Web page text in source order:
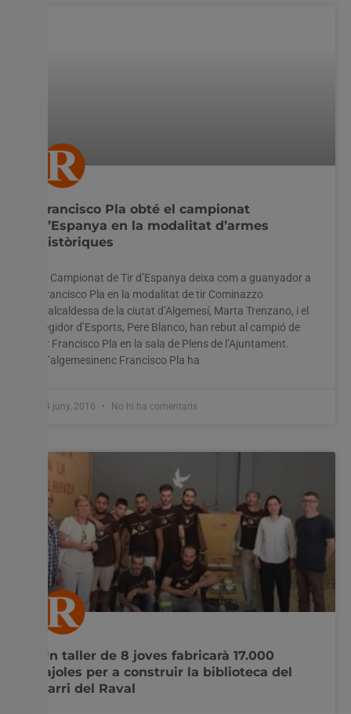
Francisco Pla obté el campionat
d’Espanya en la modalitat d’armes
històriques
El Campionat de Tir d’Espanya deixa com a guanyador a
Francisco Pla en la modalitat de tir Cominazzo
L’alcaldessa de la ciutat d’Algemesí, Marta Trenzano, i el
regidor d’Esports, Pere Blanco, han rebut al campió de
tir Francisco Pla en la sala de Plens de l’Ajuntament.
L’algemesinenc Francisco Pla ha
24 juny, 2016 No hi ha comentaris
Un taller de 8 joves fabricarà 17.000
rajoles per a construir la biblioteca del
barri del Raval
Utilitzem cookies al nostre lloc web per oferir-vos
l'experiència més rellevant recordant les vostres preferències
i visites repetides. En fer clic a "Acceptar-ho tot", accepteu
consentiment controlat.